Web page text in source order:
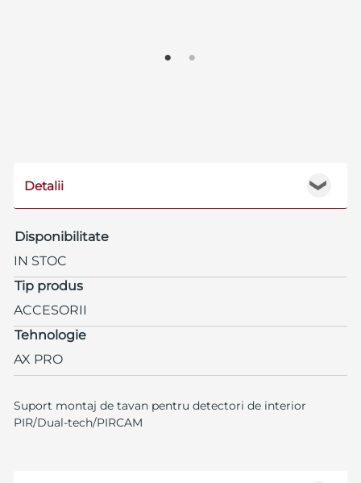
❯
Detalii
Disponibilitate
IN STOC
Tip produs
ACCESORII
Tehnologie
AX PRO
Suport montaj de tavan pentru detectori de interior
PIR/Dual-tech/PIRCAM